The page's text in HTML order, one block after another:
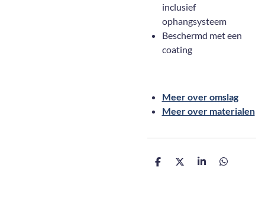
inclusief
ophangsysteem
Beschermd met een
coating
Meer over omslag
Meer over materialen
D
D
S
D